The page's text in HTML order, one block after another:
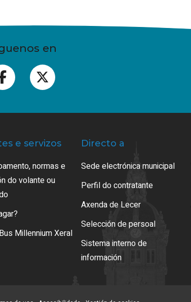
en
e servizos
normas e
do volante ou
Millennium Xeral
Directo a
Sede electrónica municipal
Perfil do contratante
Axenda de Lecer
Selección de persoal
Sistema interno de
información